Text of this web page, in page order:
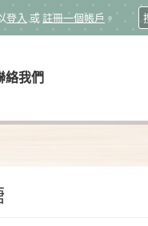
登入 或 註冊一個帳戶 。
絡我們